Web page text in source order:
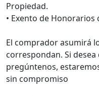
Propiedad.
• Exento de
El comprador asumirá
correspondan. Si
pregúntenos,
sin compromiso